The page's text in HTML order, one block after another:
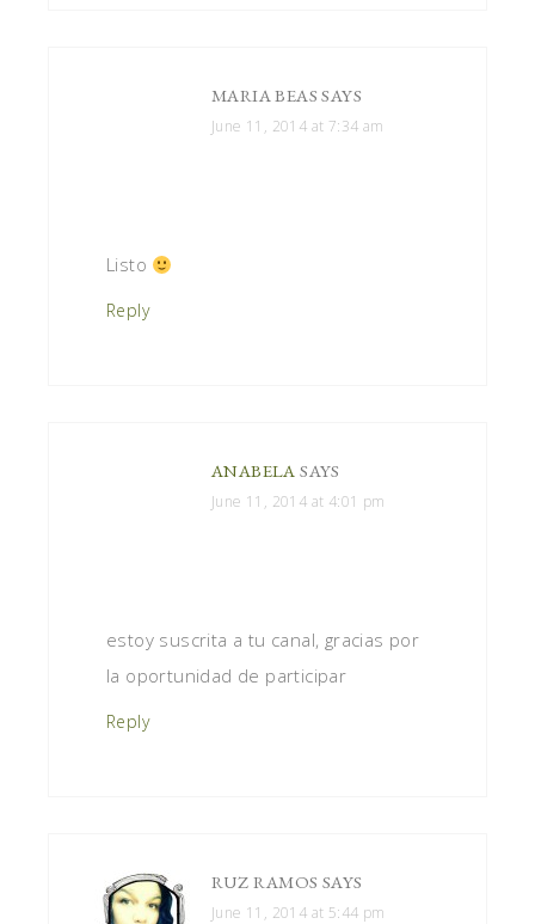
MARIA BEAS SAYS
June 11, 2014 at 7:34 am
Listo
Reply
ANABELA SAYS
June 11, 2014 at 4:01 pm
estoy suscrita a tu canal, gracias por
la oportunidad de participar
Reply
RUZ RAMOS SAYS
June 11, 2014 at 5:44 pm